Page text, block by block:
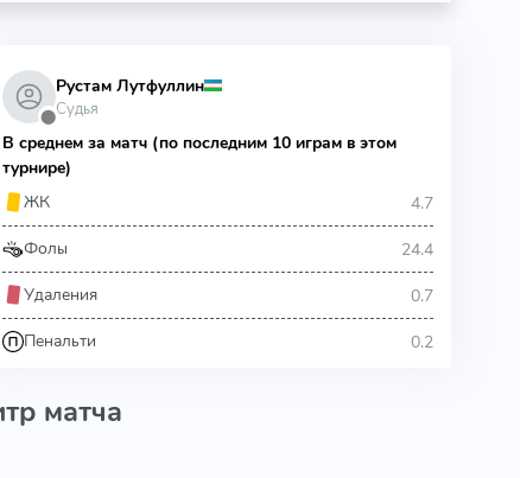
⬤
Рустам Лутфуллин
Судья
В среднем за матч (по последним 10 играм в этом
турнире)
ЖК
4.7
Фолы 24.4
Удаления 0.7
Пенальти 0.2
матча